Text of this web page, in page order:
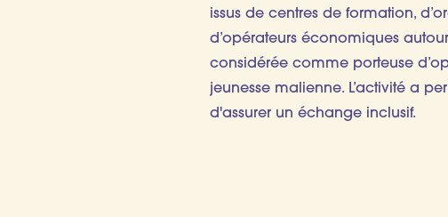
issus de centres de formation,
d’opérateurs économiques
considérée comme porteuse
jeunesse malienne. L’activité a
d'assurer un échange inclusif.